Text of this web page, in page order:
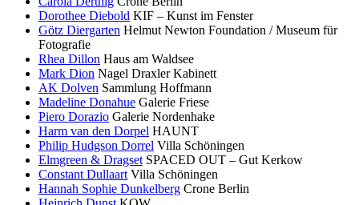
Dorothee Diebold KIF – Kunst im Fenster
Götz Diergarten Helmut Newton Foundation / Museum für
Fotografie
Rhea Dillon Haus am Waldsee
Mark Dion Nagel Draxler Kabinett
AK Dolven Sammlung Hoffmann
Madeline Donahue Galerie Friese
Piero Dorazio Galerie Nordenhake
Harm van den Dorpel HAUNT
Philip Hudgson Dorrel Villa Schöningen
Elmgreen & Dragset SPACED OUT – Gut Kerkow
Constant Dullaart Villa Schöningen
Hannah Sophie Dunkelberg Crone Berlin